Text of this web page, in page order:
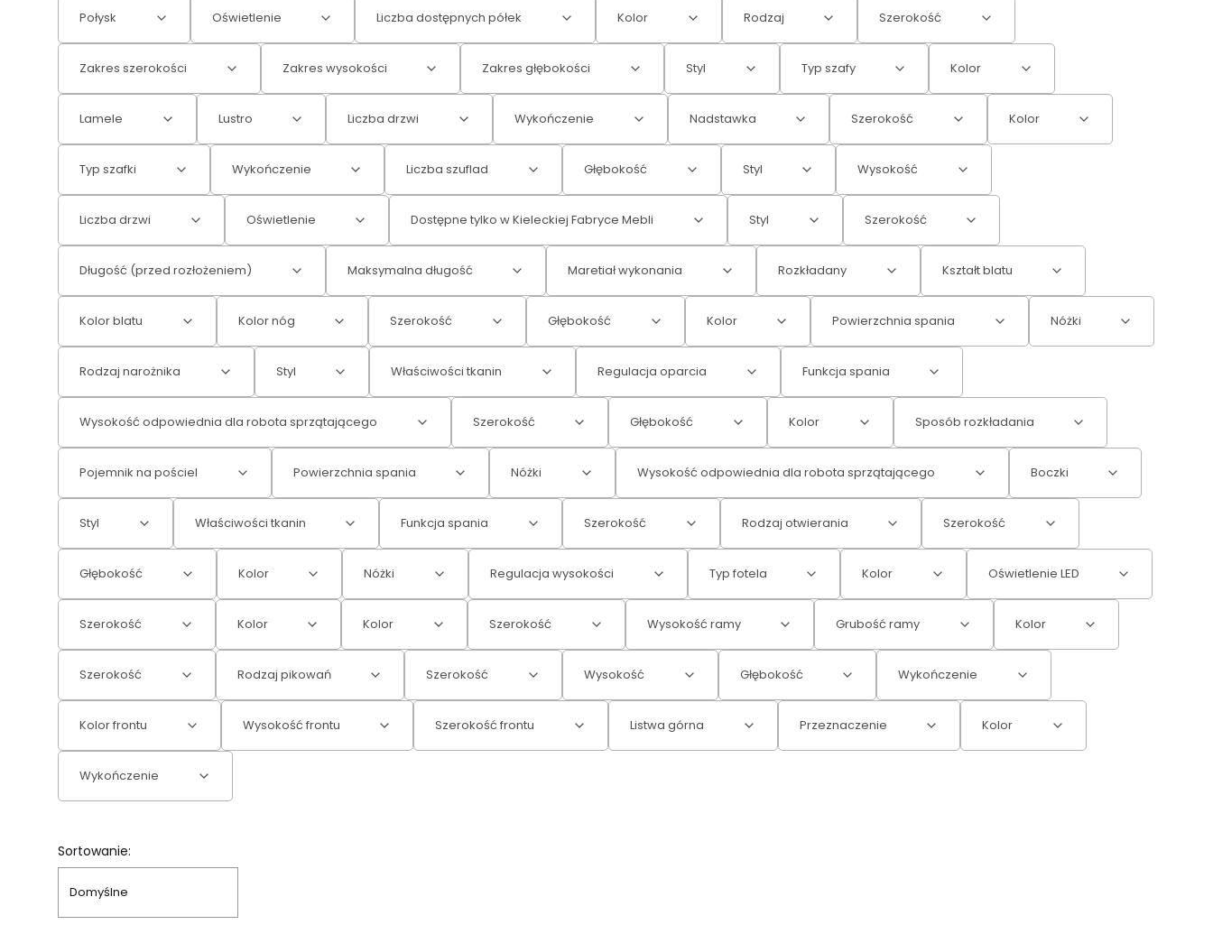
Połysk Oświetlenie Liczba dostępnych półek Kolor Rodzaj Szerokość
Zakres szerokości Zakres wysokości Zakres głębokości Styl Typ szafy Kolor
Lamele Lustro Liczba drzwi Wykończenie Nadstawka Szerokość Kolor
Typ szafki Wykończenie Liczba szuflad Głębokość Styl Wysokość
Liczba drzwi Oświetlenie Dostępne tylko w Kieleckiej Fabryce Mebli Styl Szerokość
Długość (przed rozłożeniem) Maksymalna długość Maretiał wykonania Rozkładany Kształt blatu
Kolor blatu Kolor nóg Szerokość Głębokość Kolor Powierzchnia spania Nóżki
Rodzaj narożnika Styl Właściwości tkanin Regulacja oparcia Funkcja spania
Wysokość odpowiednia dla robota sprzątającego Szerokość Głębokość Kolor Sposób rozkładania
Pojemnik na pościel Powierzchnia spania Nóżki Wysokość odpowiednia dla robota sprzątającego Boczki
Styl Właściwości tkanin Funkcja spania Szerokość Rodzaj otwierania Szerokość
Głębokość Kolor Nóżki Regulacja wysokości Typ fotela Kolor Oświetlenie LED
Szerokość Kolor Kolor Szerokość Wysokość ramy Grubość ramy Kolor
Szerokość Rodzaj pikowań Szerokość Wysokość Głębokość Wykończenie
Kolor frontu Wysokość frontu Szerokość frontu Listwa górna Przeznaczenie Kolor
Wykończenie
Lista produktów
Sortowanie:
Domyślne